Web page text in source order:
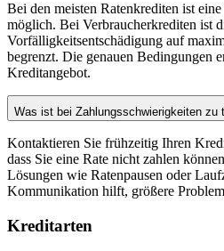
Bei den meisten Ratenkrediten ist
möglich. Bei Verbraucherkrediten ist
Vorfälligkeitsentschädigung auf
begrenzt. Die genauen Bedingungen
Kreditangebot.
Was ist bei Zahlungsschwierigkeiten zu
Kontaktieren Sie frühzeitig Ihren
dass Sie eine Rate nicht zahlen
Lösungen wie Ratenpausen oder
Kommunikation hilft, größere
Kreditarten